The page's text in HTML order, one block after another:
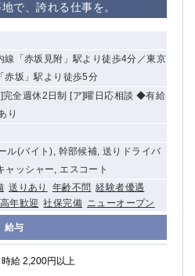
で、誇れる仕事を。
線「赤坂見附」駅より徒歩4分／東京
赤坂」駅より徒歩5分
完全週休2日制 [ア]曜日応相談 ◆有給
り
ル(バイト), 幹部候補, 送りドライバ
ャッシャー, エスコート
送りあり 年齢不問 経験者優遇
年歓迎 社保完備 ニューオープン
給与
時給 2,200円以上
新宿
中目黒
錦糸町南口
金町（北口）
①JR埼京線「赤羽駅」から徒歩2分 ②東
①歌舞伎町 ②新宿 ③新宿三丁目 ④西
新宿 ③東新宿
①歌舞伎町 ②新宿
錦糸町(南口)
清瀬（南口）